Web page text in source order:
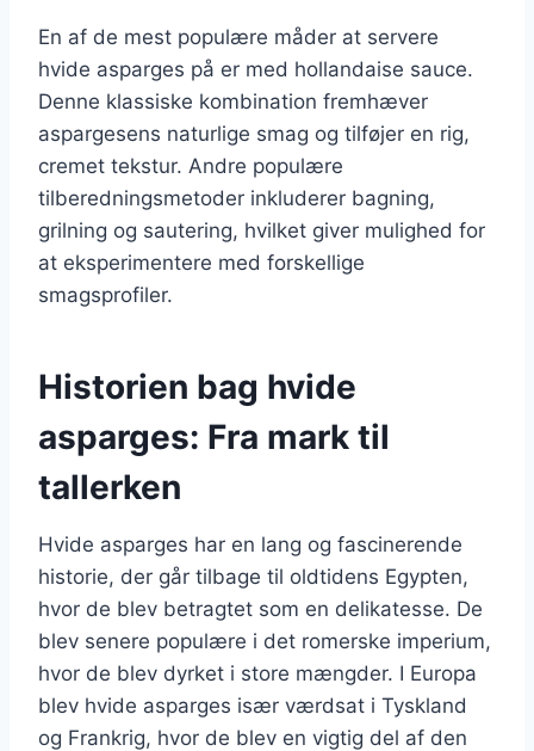
En af de mest populære måder at servere
hvide asparges på er med hollandaise sauce.
Denne klassiske kombination fremhæver
aspargesens naturlige smag og tilføjer en rig,
cremet tekstur. Andre populære
tilberedningsmetoder inkluderer bagning,
grilning og sautering, hvilket giver mulighed for
at eksperimentere med forskellige
smagsprofiler.
Historien bag hvide
asparges: Fra mark til
tallerken
Hvide asparges har en lang og fascinerende
historie, der går tilbage til oldtidens Egypten,
hvor de blev betragtet som en delikatesse. De
blev senere populære i det romerske imperium,
hvor de blev dyrket i store mængder. I Europa
blev hvide asparges især værdsat i Tyskland
og Frankrig, hvor de blev en vigtig del af den